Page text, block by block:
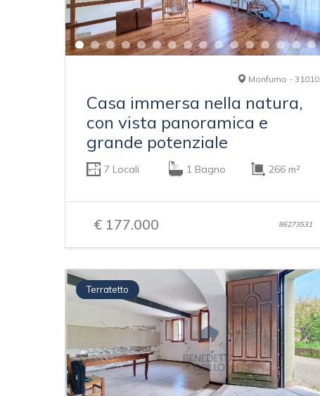
Monfumo - 31010
Casa immersa nella natura,
con vista panoramica e
grande potenziale
7 Locali 1 Bagno 266 m²
€ 177.000 86273531
Terratetto